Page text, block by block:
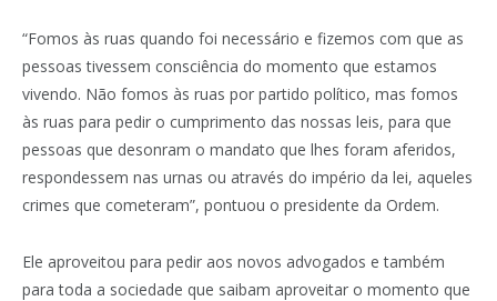
“Fomos às ruas quando foi necessário e fizemos com que as
pessoas tivessem consciência do momento que estamos
vivendo. Não fomos às ruas por partido político, mas fomos
às ruas para pedir o cumprimento das nossas leis, para que
pessoas que desonram o mandato que lhes foram aferidos,
respondessem nas urnas ou através do império da lei, aqueles
crimes que cometeram”, pontuou o presidente da Ordem.
Ele aproveitou para pedir aos novos advogados e também
para toda a sociedade que saibam aproveitar o momento que